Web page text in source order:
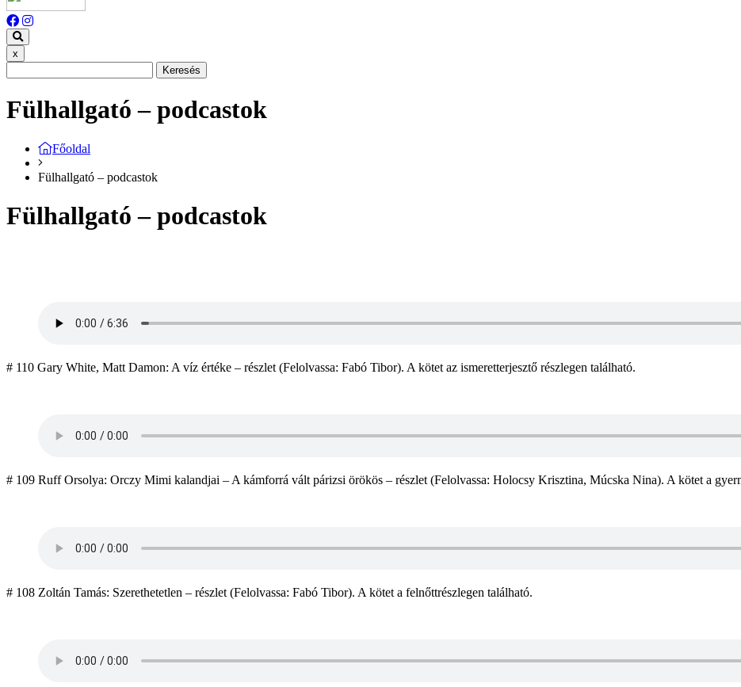
x
Keresés
Fülhallgató – podcastok
Főoldal
Fülhallgató – podcastok
Fülhallgató – podcastok
# 110 Gary White, Matt Damon: A víz értéke – részlet (Felolvassa: Fabó Tibor). A kötet az ismeretterjesztő részlegen található.
# 109 Ruff Orsolya: Orczy Mimi kalandjai – A kámforrá vált párizsi örökös – részlet (Felolvassa: Holocsy Krisztina, Múcska Nina). A kötet a
# 108 Zoltán Tamás: Szerethetetlen – részlet (Felolvassa: Fabó Tibor). A kötet a felnőttrészlegen található.